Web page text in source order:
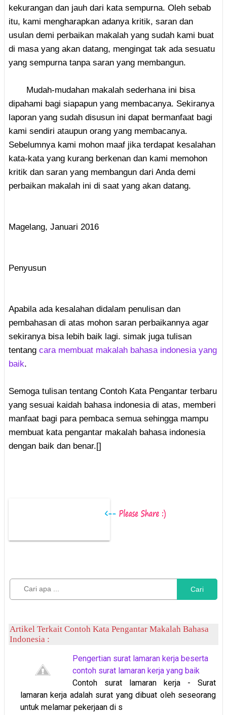
kekurangan dan jauh dari kata sempurna. Oleh sebab
itu, kami mengharapkan adanya kritik, saran dan
usulan demi perbaikan makalah yang sudah kami buat
di masa yang akan datang, mengingat tak ada sesuatu
yang sempurna tanpa saran yang membangun.
Mudah-mudahan makalah sederhana ini bisa
dipahami bagi siapapun yang membacanya. Sekiranya
laporan yang sudah disusun ini dapat bermanfaat bagi
kami sendiri ataupun orang yang membacanya.
Sebelumnya kami mohon maaf jika terdapat kesalahan
kata-kata yang kurang berkenan dan kami memohon
kritik dan saran yang membangun dari Anda demi
perbaikan makalah ini di saat yang akan datang.
Magelang, Januari 2016
Penyusun
Apabila ada kesalahan didalam penulisan dan
pembahasan di atas mohon saran perbaikannya agar
sekiranya bisa lebih baik lagi. simak juga tulisan
tentang cara membuat makalah bahasa indonesia yang
baik.
Semoga tulisan tentang Contoh Kata Pengantar terbaru
yang sesuai kaidah bahasa indonesia di atas, memberi
manfaat bagi para pembaca semua sehingga mampu
membuat kata pengantar makalah bahasa indonesia
dengan baik dan benar.[]
Cari
Artikel Terkait Contoh Kata Pengantar Makalah Bahasa
Indonesia :
Pengertian surat lamaran kerja beserta
contoh surat lamaran kerja yang baik
Contoh surat lamaran kerja - Surat
lamaran kerja adalah surat yang dibuat oleh seseorang
untuk melamar pekerjaan di s